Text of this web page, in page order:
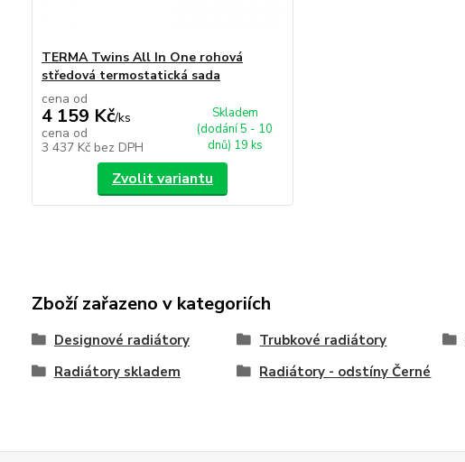
TERMA Twins All In One rohová
středová termostatická sada
cena od
4 159 Kč/ks
cena od
3 437 Kč bez DPH
Skladem
(dodání 5 - 10
dnů) 19 ks
Zvolit variantu
Zboží zařazeno v kategoriích
Designové radiátory Trubkové radiátory
Radiátory skladem
Radiátory - odstíny Černé